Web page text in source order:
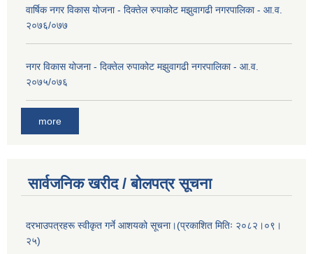
वार्षिक नगर विकास योजना - दिक्तेल रुपाकोट मझुवागढी नगरपालिका - आ.व.
२०७६/०७७
नगर विकास योजना - दिक्तेल रुपाकोट मझुवागढी नगरपालिका - आ.व.
२०७५/०७६
more
सार्वजनिक खरीद / बोलपत्र सूचना
दरभाउपत्रहरू स्वीकृत गर्ने आशयको सूचना।(प्रकाशित मितिः २०८२।०९।
२५)